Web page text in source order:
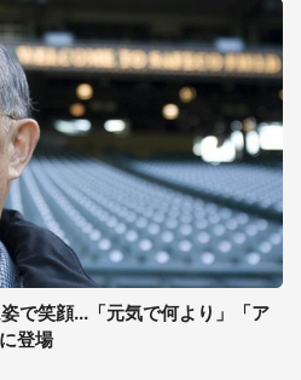
で笑顔...「元気で何より」「ア
登場